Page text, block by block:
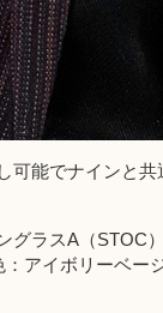
能でナインと共
ラスA（STOC
アイボリーベー